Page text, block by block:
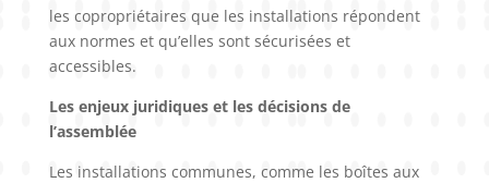
les copropriétaires que les installations répondent
aux normes et qu’elles sont sécurisées et
accessibles.
Les enjeux juridiques et les décisions de
l’assemblée
Les installations communes, comme les boîtes aux